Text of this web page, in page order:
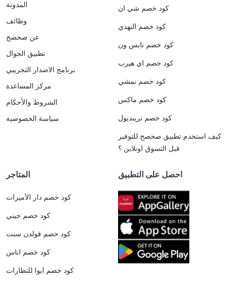
المدونة
وظائف
عن صحصح
تطبيق الجوال
برنامج الاصدار التجريبي
مركز المساعدة
الشروط والأحكام
سياسة الخصوصية
كود خصم شي ان
كود خصم النهدي
كود خصم نايس ون
كود خصم اي هيرب
كود خصم نمشي
كود خصم ماكس
كود خصم ترينديول
كيف استخدم تطبيق صحصح للتوفير
قبل التسوق اونلاين ؟
المتاجر
كود خصم دار الأميرات
كود خصم جيني
كود خصم قولدن سنت
كود خصم اناس
كود خصم ايوا للنظارات
احصل على التطبيق